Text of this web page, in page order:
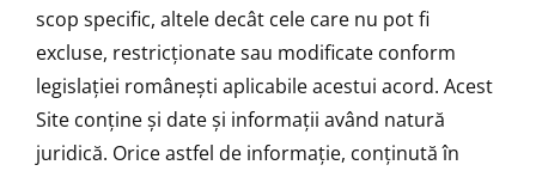
scop specific, altele decât cele care nu pot fi
excluse, restricționate sau modificate conform
legislației românești aplicabile acestui acord. Acest
Site conţine şi date şi informaţii având natură
juridică. Orice astfel de informaţie, conţinută în